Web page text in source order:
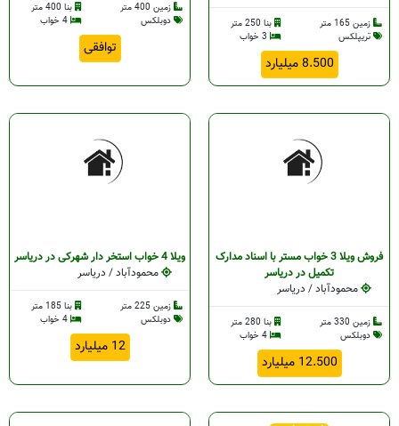
زمین 165 متر
بنا 250 متر
تریپلکس
8.500 میلیارد
زمین 400 متر
بنا 400 متر
دوبلکس
توافقی
فروش ویلا 3 خواب مستر با اسناد مدارک
تکمیل در دریاسر
محمودآباد / دریاسر
زمین 330 متر
بنا 280 متر
دوبلکس
12.500 میلیارد
ویلا 4 خواب استخر دار شهرکی در دریاسر
محمودآباد / دریاسر
زمین 225 متر
بنا 185 متر
دوبلکس
12 میلیارد